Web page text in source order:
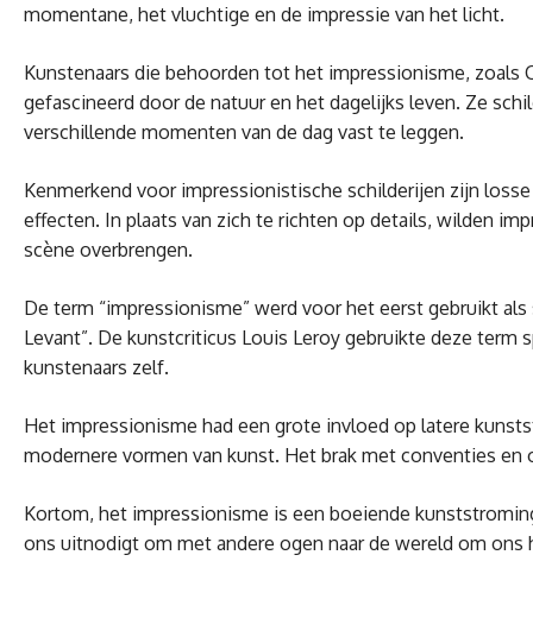
momentane, het vluchtige en de impressie van het licht.
Kunstenaars die behoorden tot het impressionisme, zoals
gefascineerd door de natuur en het dagelijks leven. Ze
verschillende momenten van de dag vast te leggen.
Kenmerkend voor impressionistische schilderijen zijn
effecten. In plaats van zich te richten op details, wilden
scène overbrengen.
De term “impressionisme” werd voor het eerst gebruikt
Levant”. De kunstcriticus Louis Leroy gebruikte deze
kunstenaars zelf.
Het impressionisme had een grote invloed op latere
modernere vormen van kunst. Het brak met conventies
Kortom, het impressionisme is een boeiende
ons uitnodigt om met andere ogen naar de wereld om ons